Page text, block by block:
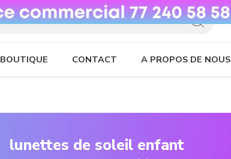
BOUTIQUE CONTACT A PROPOS DE NOUS
lunettes de soleil enfant